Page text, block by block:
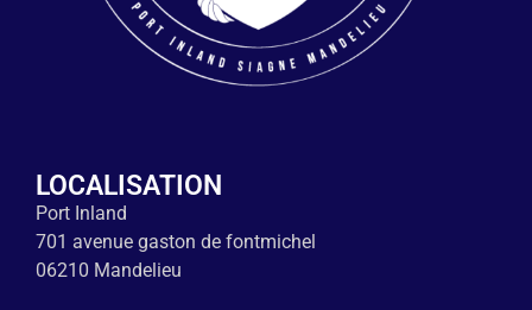
LOCALISATION
Port Inland
701 avenue gaston de fontmichel
06210 Mandelieu